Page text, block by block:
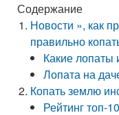
Содержание
Новости », как
правильно
Какие лопаты
Лопата на
Копать землю
Рейтинг топ-